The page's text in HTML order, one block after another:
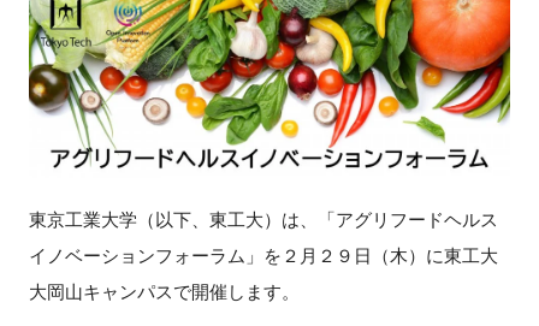
イベント
プログラム
ニュース・掲示板
東京工業大学（以下、東工大）は、「アグリフードヘルス
イノベーションフォーラム」を２月２９日（木）に東工大
大岡山キャンパスで開催します。